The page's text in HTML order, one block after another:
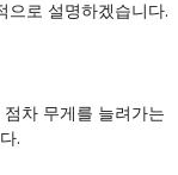
으로 설명하겠습니다.
차 무게를 늘려가는
.